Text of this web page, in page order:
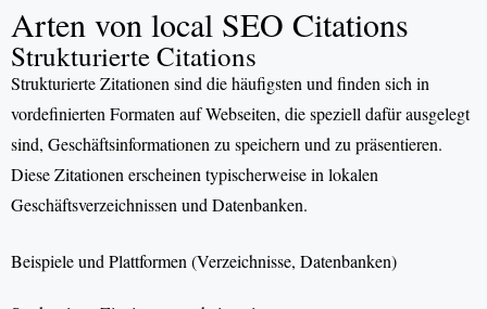
Arten von local SEO Citations
Strukturierte Citations
Strukturierte Zitationen sind die häufigsten und finden sich in
vordefinierten Formaten auf Webseiten, die speziell dafür ausgelegt
sind, Geschäftsinformationen zu speichern und zu präsentieren.
Diese Zitationen erscheinen typischerweise in lokalen
Geschäftsverzeichnissen und Datenbanken.
Beispiele und Plattformen (Verzeichnisse, Datenbanken)